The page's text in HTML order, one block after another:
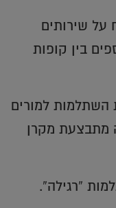
על שירותים
בין קופות
השתלמות למורים
מתבצעת מקרן
“רגילה”.